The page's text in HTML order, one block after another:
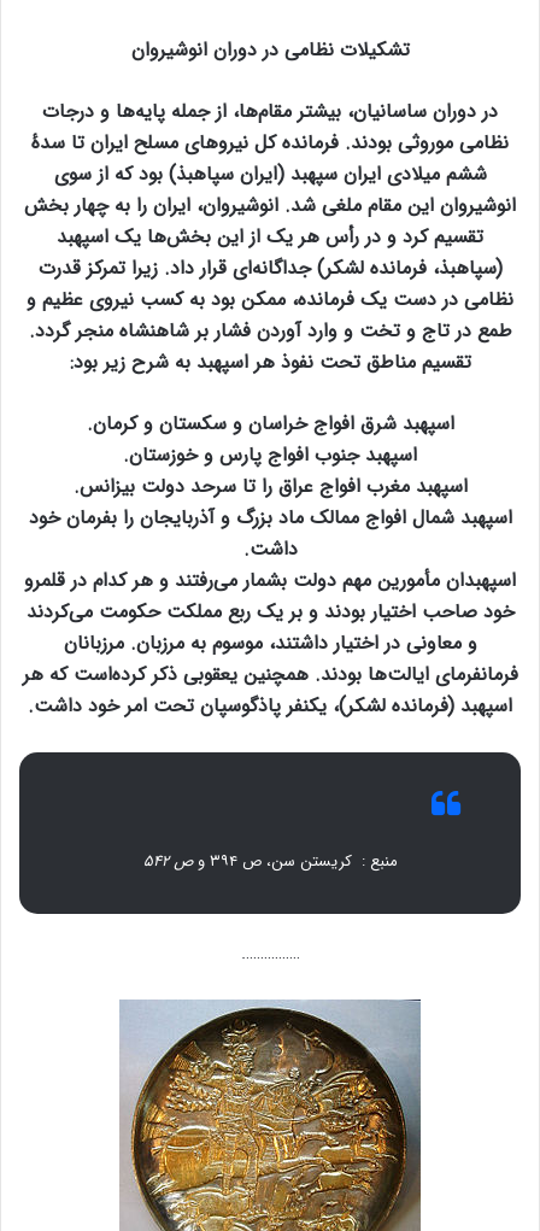
تشکیلات نظامی در دوران انوشیروان
در دوران ساسانیان، بیشتر مقام‌ها، از جمله پایه‌ها و درجات
نظامی موروثی بودند. فرمانده کل نیروهای مسلح ایران تا سدهٔ
ششم میلادی ایران سپهبد (ایران سپاهبذ) بود که از سوی
انوشیروان این مقام ملغی شد. انوشیروان، ایران را به چهار بخش
تقسیم کرد و در رأس هر یک از این بخش‌ها یک اسپهبد
(سپاهبذ، فرمانده لشکر) جداگانه‌ای قرار داد. زیرا تمرکز قدرت
نظامی در دست یک فرمانده، ممکن بود به کسب نیروی عظیم و
طمع در تاج و تخت و وارد آوردن فشار بر شاهنشاه منجر گردد.
تقسیم مناطق تحت نفوذ هر اسپهبد به شرح زیر بود:
اسپهبد شرق افواج خراسان و سکستان و کرمان.
اسپهبد جنوب افواج پارس و خوزستان.
اسپهبد مغرب افواج عراق را تا سرحد دولت بیزانس.
اسپهبد شمال افواج ممالک ماد بزرگ و آذربایجان را بفرمان خود
داشت.
اسپهبدان مأمورین مهم دولت بشمار می‌رفتند و هر کدام در قلمرو
خود صاحب اختیار بودند و بر یک ربع مملکت حکومت می‌کردند
و معاونی در اختیار داشتند، موسوم به مرزبان. مرزبانان
فرمانفرمای ایالت‌ها بودند. همچنین یعقوبی ذکر کرده‌است که هر
اسپهبد (فرمانده لشکر)، یکنفر پاذگوسپان تحت امر خود داشت.
منبع : کریستن سن، ص ۳۹۴ و ص ۵۴۲
…………….